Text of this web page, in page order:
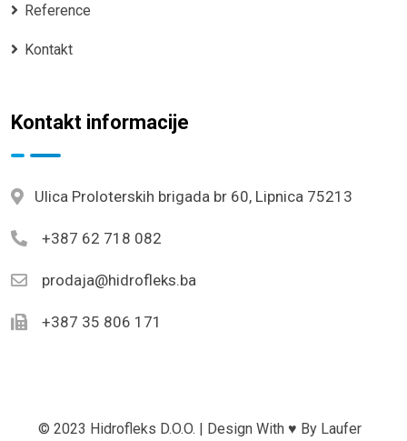
Reference
Kontakt
Kontakt informacije
Ulica Proloterskih brigada br 60, Lipnica 75213
+387 62 718 082
prodaja@hidrofleks.ba
+387 35 806 171
© 2023 Hidrofleks D.o.o. | Design With ♥ By Laufer